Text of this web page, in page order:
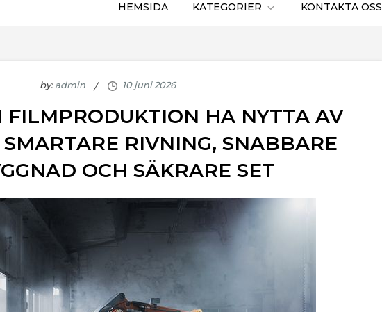
HEMSIDA KATEGORIER KONTAKTA OSS
by:admin
FILMPRODUKTION HA NYTTA AV
RIVNING, SNABBARE
OCH SÄKRARE SET